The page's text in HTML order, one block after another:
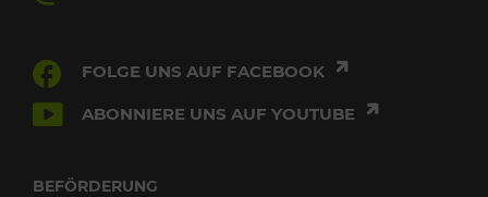
FOLGE UNS AUF FACEBOOK
ABONNIERE UNS AUF YOUTUBE
BEFÖRDERUNG